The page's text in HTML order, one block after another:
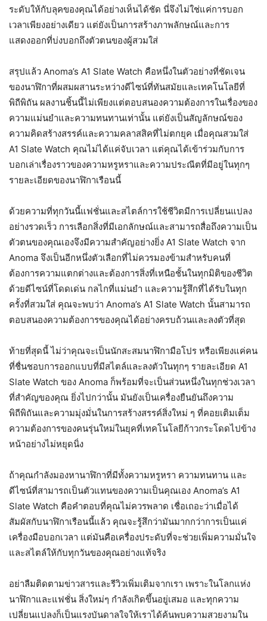
ระดับให้กับลุคของคุณได้อย่างเห็นได้ชัด นี่จึงไม่ใช่แค่การบอก
เวลาเพียงอย่างเดียว แต่ยังเป็นการสร้างภาพลักษณ์และการ
แสดงออกที่บ่งบอกถึงตัวตนของผู้สวมใส่
สรุปแล้ว Anoma’s A1 Slate Watch คือหนึ่งในตัวอย่างที่ชัดเจน
ของนาฬิกาที่ผสมผสานระหว่างดีไซน์ที่ทันสมัยและเทคโนโลยีที่
พิถีพิถัน ผลงานชิ้นนี้ไม่เพียงแต่ตอบสนองความต้องการในเรื่องของ
ความแม่นยำและความทนทานเท่านั้น แต่ยังเป็นสัญลักษณ์ของ
ความคิดสร้างสรรค์และความคลาสสิคที่ไม่ตกยุค เมื่อคุณสวมใส่
A1 Slate Watch คุณไม่ได้แค่จับเวลา แต่คุณได้เข้าร่วมกับการ
บอกเล่าเรื่องราวของความหรูหราและความประณีตที่มีอยู่ในทุกๆ
รายละเอียดของนาฬิกาเรือนนี้
ด้วยความที่ทุกวันนี้แฟชั่นและสไตล์การใช้ชีวิตมีการเปลี่ยนแปลง
อย่างรวดเร็ว การเลือกสิ่งที่มีเอกลักษณ์และสามารถสื่อถึงความเป็น
ตัวตนของคุณเองจึงมีความสำคัญอย่างยิ่ง A1 Slate Watch จาก
Anoma จึงเป็นอีกหนึ่งตัวเลือกที่ไม่ควรมองข้ามสำหรับคนที่
ต้องการความแตกต่างและต้องการสิ่งที่เหนือชั้นในทุกมิติของชีวิต
ด้วยดีไซน์ที่โดดเด่น กลไกที่แม่นยำ และความรู้สึกที่ได้รับในทุก
ครั้งที่สวมใส่ คุณจะพบว่า Anoma’s A1 Slate Watch นั้นสามารถ
ตอบสนองความต้องการของคุณได้อย่างครบถ้วนและลงตัวที่สุด
ท้ายที่สุดนี้ ไม่ว่าคุณจะเป็นนักสะสมนาฬิกามือโปร หรือเพียงแค่คน
ที่ชื่นชอบการออกแบบที่มีสไตล์และลงตัวในทุกๆ รายละเอียด A1
Slate Watch ของ Anoma ก็พร้อมที่จะเป็นส่วนหนึ่งในทุกช่วงเวลา
ที่สำคัญของคุณ ยิ่งไปกว่านั้น มันยังเป็นเครื่องยืนยันถึงความ
พิถีพิถันและความมุ่งมั่นในการสร้างสรรค์สิ่งใหม่ ๆ ที่คอยเติมเต็ม
ความต้องการของคนรุ่นใหม่ในยุคที่เทคโนโลยีก้าวกระโดดไปข้าง
หน้าอย่างไม่หยุดนิ่ง
ถ้าคุณกำลังมองหานาฬิกาที่มีทั้งความหรูหรา ความทนทาน และ
ดีไซน์ที่สามารถเป็นตัวแทนของความเป็นคุณเอง Anoma’s A1
Slate Watch คือคำตอบที่คุณไม่ควรพลาด เชื่อเถอะว่าเมื่อได้
สัมผัสกับนาฬิกาเรือนนี้แล้ว คุณจะรู้สึกว่ามันมากกว่าการเป็นแค่
เครื่องมือบอกเวลา แต่มันคือเครื่องประดับที่จะช่วยเพิ่มความมั่นใจ
และสไตล์ให้กับทุกวันของคุณอย่างแท้จริง
อย่าลืมติดตามข่าวสารและรีวิวเพิ่มเติมจากเรา เพราะในโลกแห่ง
นาฬิกาและแฟชั่น สิ่งใหม่ๆ กำลังเกิดขึ้นอยู่เสมอ และทุกความ
เปลี่ยนแปลงก็เป็นแรงบันดาลใจให้เราได้ค้นพบความสวยงามใน